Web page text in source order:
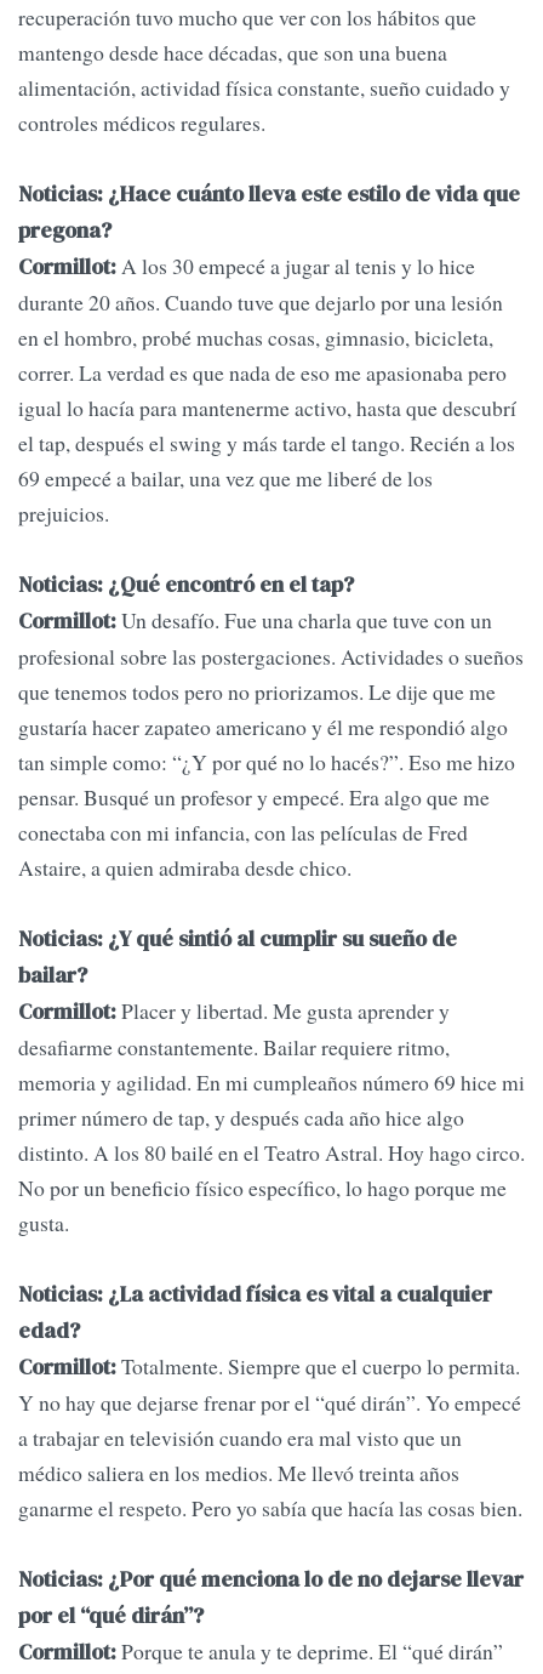
recuperación tuvo mucho que ver con los hábitos que
mantengo desde hace décadas, que son una buena
alimentación, actividad física constante, sueño cuidado y
controles médicos regulares.
Noticias: ¿Hace cuánto lleva este estilo de vida que
pregona?
Cormillot:A los 30 empecé a jugar al tenis y lo hice
durante 20 años. Cuando tuve que dejarlo por una lesión
en el hombro, probé muchas cosas, gimnasio, bicicleta,
correr. La verdad es que nada de eso me apasionaba pero
igual lo hacía para mantenerme activo, hasta que descubrí
el tap, después el swing y más tarde el tango. Recién a los
69 empecé a bailar, una vez que me liberé de los
prejuicios.
Noticias: ¿Qué encontró en el tap?
Cormillot:Un desafío. Fue una charla que tuve con un
profesional sobre las postergaciones. Actividades o sueños
que tenemos todos pero no priorizamos. Le dije que me
gustaría hacer zapateo americano y él me respondió algo
tan simple como: “¿Y por qué no lo hacés?”. Eso me hizo
pensar. Busqué un profesor y empecé. Era algo que me
conectaba con mi infancia, con las películas de Fred
Astaire, a quien admiraba desde chico.
Noticias: ¿Y qué sintió al cumplir su sueño de
bailar?
Cormillot:Placer y libertad. Me gusta aprender y
desafiarme constantemente. Bailar requiere ritmo,
memoria y agilidad. En mi cumpleaños número 69 hice mi
primer número de tap, y después cada año hice algo
distinto. A los 80 bailé en el Teatro Astral. Hoy hago circo.
No por un beneficio físico específico, lo hago porque me
gusta.
Noticias: ¿La actividad física es vital a cualquier
edad?
Cormillot:Totalmente. Siempre que el cuerpo lo permita.
Y no hay que dejarse frenar por el “qué dirán”. Yo empecé
a trabajar en televisión cuando era mal visto que un
médico saliera en los medios. Me llevó treinta años
ganarme el respeto. Pero yo sabía que hacía las cosas bien.
Noticias: ¿Por qué menciona lo de no dejarse llevar
por el “qué dirán”?
Cormillot:Porque te anula y te deprime. El “qué dirán”